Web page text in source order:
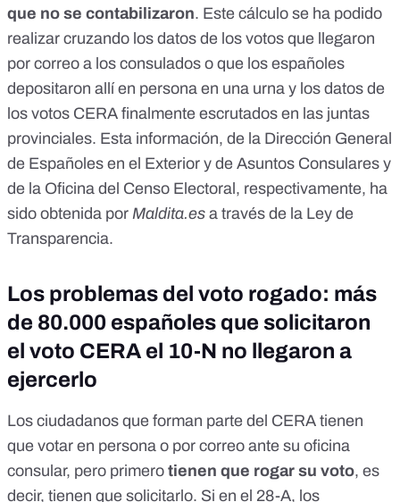
que no se contabilizaron. Este cálculo se ha podido
realizar cruzando los datos de los votos que llegaron
por correo a los consulados o que los españoles
depositaron allí en persona en una urna y los datos de
los votos CERA finalmente escrutados en las juntas
provinciales. Esta información, de la Dirección General
de Españoles en el Exterior y de Asuntos Consulares y
de la Oficina del Censo Electoral, respectivamente, ha
sido obtenida por Maldita.es a través de la Ley de
Transparencia.
Los problemas del voto rogado: más
de 80.000 españoles que solicitaron
el voto CERA el 10-N no llegaron a
ejercerlo
Los ciudadanos que forman parte del CERA tienen
que votar en persona o por correo ante su oficina
consular, pero primero tienen que rogar su voto, es
decir, tienen que solicitarlo. Si en el 28-A, los